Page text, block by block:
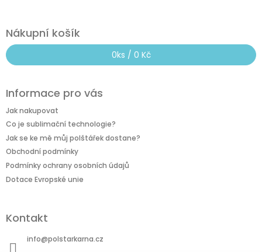
Nákupní košík
0ks / 0 Kč
Informace pro vás
Jak nakupovat
Co je sublimační technologie?
Jak se ke mě můj polštářek dostane?
Obchodní podmínky
Podmínky ochrany osobních údajů
Dotace Evropské unie
Kontakt
info@polstarkarna.cz